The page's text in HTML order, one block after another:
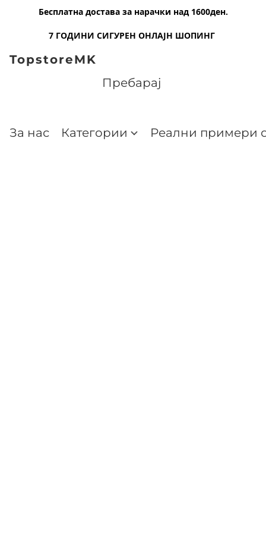
Бесплатна достава за нарачки над 1600ден.
7 ГОДИНИ СИГУРЕН ОНЛАЈН ШОПИНГ
TopstoreMK
За нас Категории Реални примери